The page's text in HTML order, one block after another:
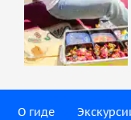
О гиде